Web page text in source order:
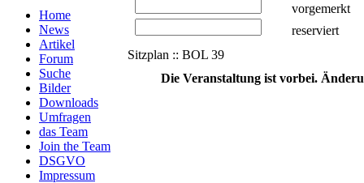
Home
News
Artikel
Forum
Suche
Bilder
Downloads
Umfragen
das Team
Join the Team
DSGVO
Impressum
vorgemerkt
reserviert
Sitzplan :: BOL 39
Die Veranstaltung ist vorbei.